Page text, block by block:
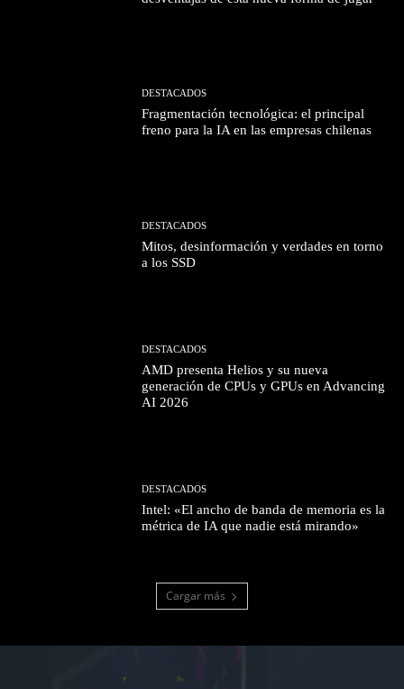
DESTACADOS
Fragmentación tecnológica: el principal
freno para la IA en las empresas chilenas
DESTACADOS
Mitos, desinformación y verdades en torno
a los SSD
DESTACADOS
AMD presenta Helios y su nueva
generación de CPUs y GPUs en Advancing
AI 2026
DESTACADOS
Intel: «El ancho de banda de memoria es la
métrica de IA que nadie está mirando»
Cargar más